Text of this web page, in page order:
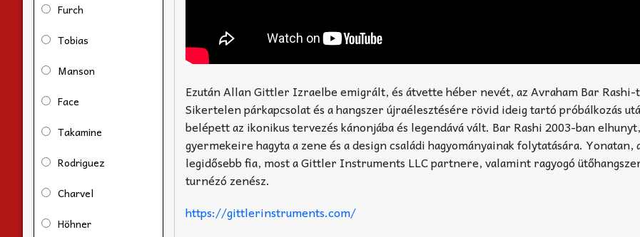
Ezután Allan Gittler Izraelbe emigrált, és átvette héber nevét, az Avraham Bar Rashi-
Sikertelen párkapcsolat és a hangszer újraélesztésére rövid ideig tartó próbálkozás
belépett az ikonikus tervezés kánonjába és legendává vált. Bar Rashi 2003-ban elhunyt,
gyermekeire hagyta a zene és a design családi hagyományainak folytatására. Yonatan,
legidősebb fia, most a Gittler Instruments LLC partnere, valamint ragyogó
turnézó zenész.
https://gittlerinstruments.com/
Furch
Tobias
Manson
Face
Takamine
Rodriguez
Charvel
Höhner